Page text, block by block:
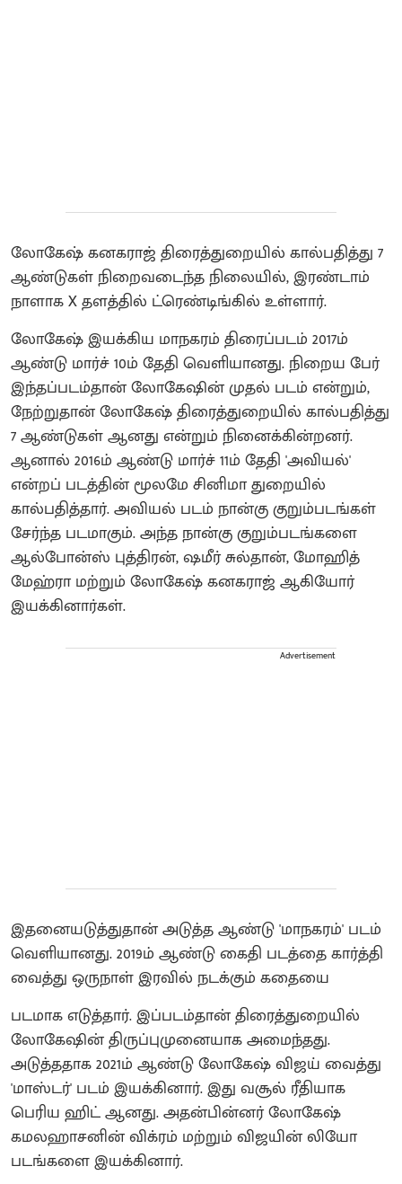
லோகேஷ் கனகராஜ் திரைத்துறையில் கால்பதித்து 7
ஆண்டுகள் நிறைவடைந்த நிலையில், இரண்டாம்
நாளாக X தளத்தில் ட்ரெண்டிங்கில் உள்ளார்.
லோகேஷ் இயக்கிய மாநகரம் திரைப்படம் 2017ம்
ஆண்டு மார்ச் 10ம் தேதி வெளியானது. நிறைய பேர்
இந்தப்படம்தான் லோகேஷின் முதல் படம் என்றும்,
நேற்றுதான் லோகேஷ் திரைத்துறையில் கால்பதித்து
7 ஆண்டுகள் ஆனது என்றும் நினைக்கின்றனர்.
ஆனால் 2016ம் ஆண்டு மார்ச் 11ம் தேதி 'அவியல்'
என்றப் படத்தின் மூலமே சினிமா துறையில்
கால்பதித்தார். அவியல் படம் நான்கு குறும்படங்கள்
சேர்ந்த படமாகும். அந்த நான்கு குறும்படங்களை
ஆல்போன்ஸ் புத்திரன், ஷமீர் சுல்தான், மோஹித்
மேஹ்ரா மற்றும் லோகேஷ் கனகராஜ் ஆகியோர்
இயக்கினார்கள்.
Advertisement
இதனையடுத்துதான் அடுத்த ஆண்டு 'மாநகரம்' படம்
வெளியானது. 2019ம் ஆண்டு கைதி படத்தை கார்த்தி
வைத்து ஒருநாள் இரவில் நடக்கும் கதையை
படமாக எடுத்தார். இப்படம்தான் திரைத்துறையில்
லோகேஷின் திருப்புமுனையாக அமைந்தது.
அடுத்ததாக 2021ம் ஆண்டு லோகேஷ் விஜய் வைத்து
'மாஸ்டர்' படம் இயக்கினார். இது வசூல் ரீதியாக
பெரிய ஹிட் ஆனது. அதன்பின்னர் லோகேஷ்
கமலஹாசனின் விக்ரம் மற்றும் விஜயின் லியோ
படங்களை இயக்கினார்.